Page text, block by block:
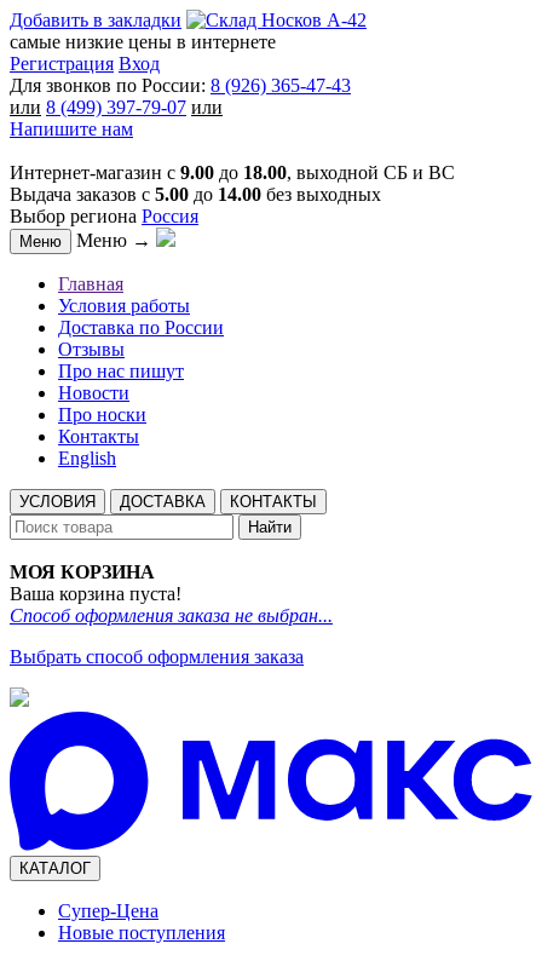
Добавить в закладки
самые низкие цены в интернете
Регистрация Вход
Для звонков по России: 8 (926) 365-47-43
или 8 (499) 397-79-07 или
Напишите нам
Интернет-магазин с 9.00 до 18.00, выходной СБ и ВС
Выдача заказов с 5.00 до 14.00 без выходных
Выбор региона Россия
Меню Меню →
Главная
Условия работы
Доставка по России
Отзывы
Про нас пишут
Новости
Про носки
Контакты
English
УСЛОВИЯ ДОСТАВКА
КОНТАКТЫ
Найти
МОЯ КОРЗИНА
Ваша корзина пуста!
Способ оформления заказа не выбран...
Выбрать способ оформления заказа
КАТАЛОГ
Супер-Цена
Новые поступления